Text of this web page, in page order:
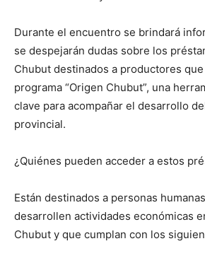
Durante el encuentro se brindará
se despejarán dudas sobre los
Chubut destinados a productores
programa “Origen Chubut”, una
clave para acompañar el desarrollo
provincial.
¿Quiénes pueden acceder a estos
Están destinados a personas
desarrollen actividades económicas
Chubut y que cumplan con los